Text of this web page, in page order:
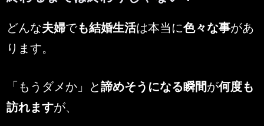
on
どんな夫婦でも結婚生活は本当に色々な事があ
ります。
「もうダメか」と諦めそうになる瞬間が何度も
訪れますが、